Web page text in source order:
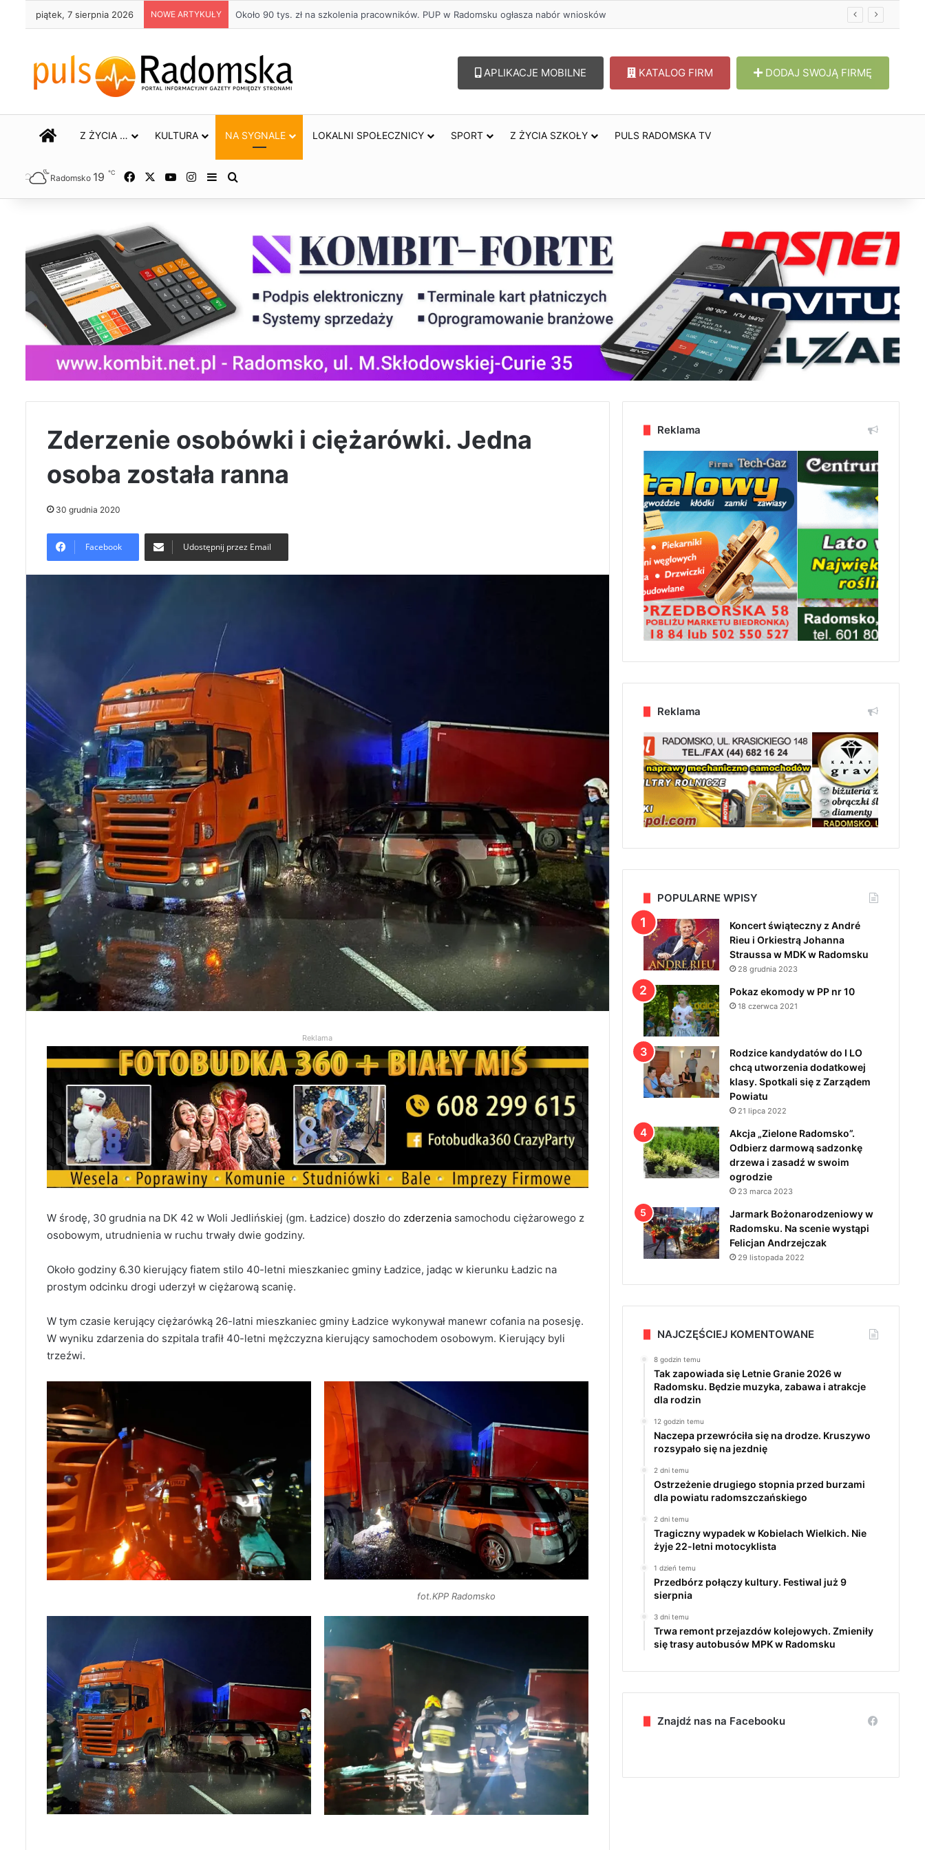
piątek, 7 sierpnia 2026 NOWE ARTYKUŁY Życie bez alkoholu – lepszy wybór. Radomsko włącza się w Miesiąc Trzeźwości
APLIKACJE MOBILNE KATALOG FIRM DODAJ SWOJĄ FIRMĘ
STRONA GŁÓWNA
Z ŻYCIA … KULTURA NA SYGNALE LOKALNI SPOŁECZNICY SPORT Z ŻYCIA SZKOŁY PULS RADOMSKA TV
Radomsko 19 ℃ Facebook YouTubeInstagram
Sidebar
Zderzenie osobówki i ciężarówki. Jedna
osoba została ranna
30 grudnia 2020
Facebook Udostępnij przez Email
Reklama
W środę, 30 grudnia na DK 42 w Woli Jedlińskiej (gm. Ładzice) doszło do zderzenia samochodu ciężarowego z
osobowym, utrudnienia w ruchu trwały dwie godziny.
Około godziny 6.30 kierujący fiatem stilo 40-letni mieszkaniec gminy Ładzice, jadąc w kierunku Ładzic na
prostym odcinku drogi uderzył w ciężarową scanię.
W tym czasie kerujący ciężarówką 26-latni mieszkaniec gminy Ładzice wykonywał manewr cofania na posesję.
W wyniku zdarzenia do szpitala trafił 40-letni mężczyzna kierujący samochodem osobowym. Kierujący byli
trzeźwi.
fot.KPP Radomsko
Reklama
Reklama
POPULARNE WPISY
Koncert świąteczny z André
Rieu i Orkiestrą Johanna
Straussa w MDK w Radomsku
28 grudnia 2023
Pokaz ekomody w PP nr 10
18 czerwca 2021
Rodzice kandydatów do I LO
chcą utworzenia dodatkowej
klasy. Spotkali się z Zarządem
Powiatu
21 lipca 2022
Akcja „Zielone Radomsko”.
Odbierz darmową sadzonkę
drzewa i zasadź w swoim
ogrodzie
23 marca 2023
Jarmark Bożonarodzeniowy w
Radomsku. Na scenie wystąpi
Felicjan Andrzejczak
29 listopada 2022
NAJCZĘŚCIEJ KOMENTOWANE
8 godzin temu
Tak zapowiada się Letnie Granie 2026 w
Radomsku. Będzie muzyka, zabawa i atrakcje
dla rodzin
12 godzin temu
Naczepa przewróciła się na drodze. Kruszywo
rozsypało się na jezdnię
2 dni temu
Ostrzeżenie drugiego stopnia przed burzami
dla powiatu radomszczańskiego
2 dni temu
Tragiczny wypadek w Kobielach Wielkich. Nie
żyje 22-letni motocyklista
1 dzień temu
Przedbórz połączy kultury. Festiwal już 9
sierpnia
3 dni temu
Trwa remont przejazdów kolejowych. Zmieniły
się trasy autobusów MPK w Radomsku
Znajdź nas na Facebooku